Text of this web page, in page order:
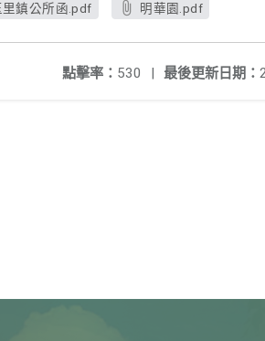
鎮公所函.pdf 明華園.pdf
最後更新日期：
點擊率： 530 |